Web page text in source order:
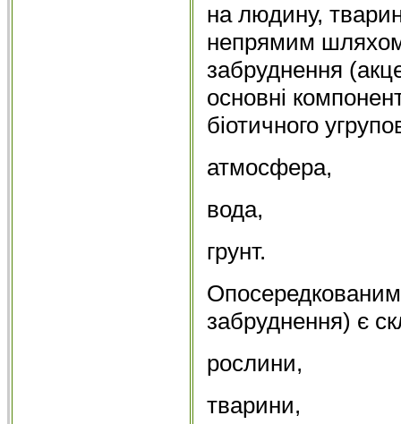
на людину,
непрямим
забруднення
основні
біотичного
атмосфера,
вода,
грунт.
забруднення) є
рослини,
тварини,